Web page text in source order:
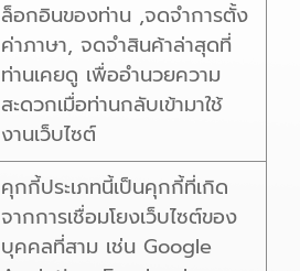
ล็อกอินของท่าน ,จดจำการตั้ง
ค่าภาษา, จดจำสินค้าล่าสุดที่
ท่านเคยดู เพื่ออำนวยความ
สะดวกเมื่อท่านกลับเข้ามาใช้
งานเว็บไซต์
คุกกี้ประเภทนี้เป็นคุกกี้ที่เกิด
จากการเชื่อมโยงเว็บไซต์ของ
บุคคลที่สาม เช่น Google